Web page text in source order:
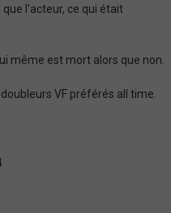
l'acteur, ce qui était
même est mort alors que non.
VF préférés all time.